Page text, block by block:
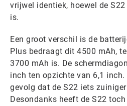
vrijwel identiek, hoewel de
is.
Een groot verschil is de
Plus bedraagt dit 4500 mAh,
3700 mAh is. De
inch ten opzichte van 6,1
gevolg dat de S22 iets
Desondanks heeft de S22